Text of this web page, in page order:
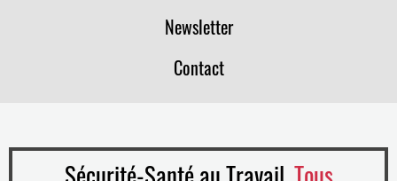
Newsletter
Contact